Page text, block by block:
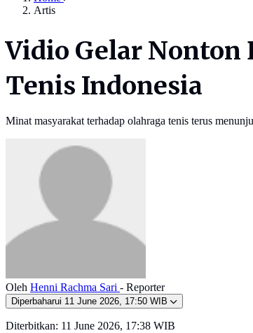
Artis
Vidio Gelar Nonton
Tenis Indonesia
Minat masyarakat terhadap olahraga tenis terus
Oleh Henni Rachma Sari - Reporter
Diperbaharui 11 June 2026, 17:50 WIB
Diterbitkan: 11 June 2026, 17:38 WIB